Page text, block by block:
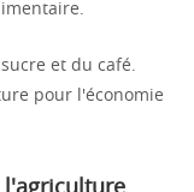
et du café.
pour l'économie